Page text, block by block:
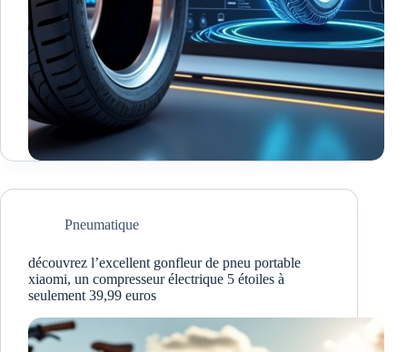
Pneumatique
découvrez l’excellent gonfleur de pneu portable
xiaomi, un compresseur électrique 5 étoiles à
seulement 39,99 euros